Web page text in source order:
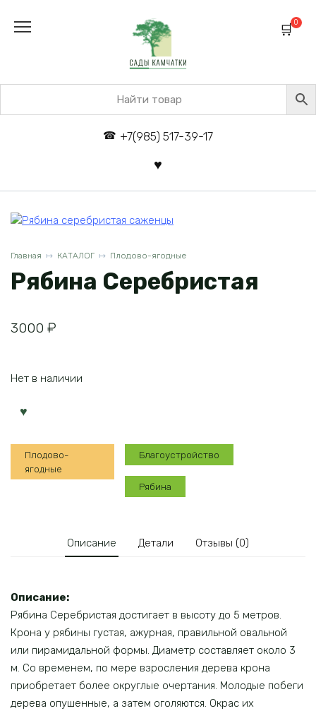
+7(985) 517-39-17
0
Главная КАТАЛОГ Плодово-ягодные
Рябина Серебристая
3000 ₽
Нет в наличии
Плодово-
ягодные
Благоустройство
Рябина
Описание Детали Отзывы (0)
Описание:
Рябина Серебристая достигает в высоту до 5 метров.
Крона у рябины густая, ажурная, правильной овальной
или пирамидальной формы. Диаметр составляет около 3
м. Со временем, по мере взросления дерева крона
приобретает более округлые очертания. Молодые побеги
дерева опушенные, а затем оголяются. Окрас их